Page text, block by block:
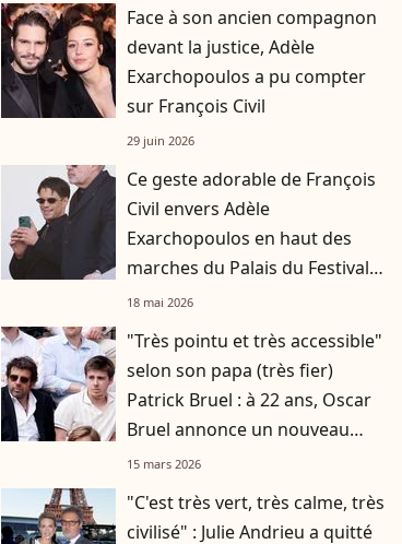
Face à son ancien compagnon
devant la justice, Adèle
Exarchopoulos a pu compter
sur François Civil
29 juin 2026
Ce geste adorable de François
Civil envers Adèle
Exarchopoulos en haut des
marches du Palais du Festivals
à Cannes
18 mai 2026
"Très pointu et très accessible"
selon son papa (très fier)
Patrick Bruel : à 22 ans, Oscar
Bruel annonce un nouveau
projet lié aux neurosciences
15 mars 2026
"C'est très vert, très calme, très
civilisé" : Julie Andrieu a quitté